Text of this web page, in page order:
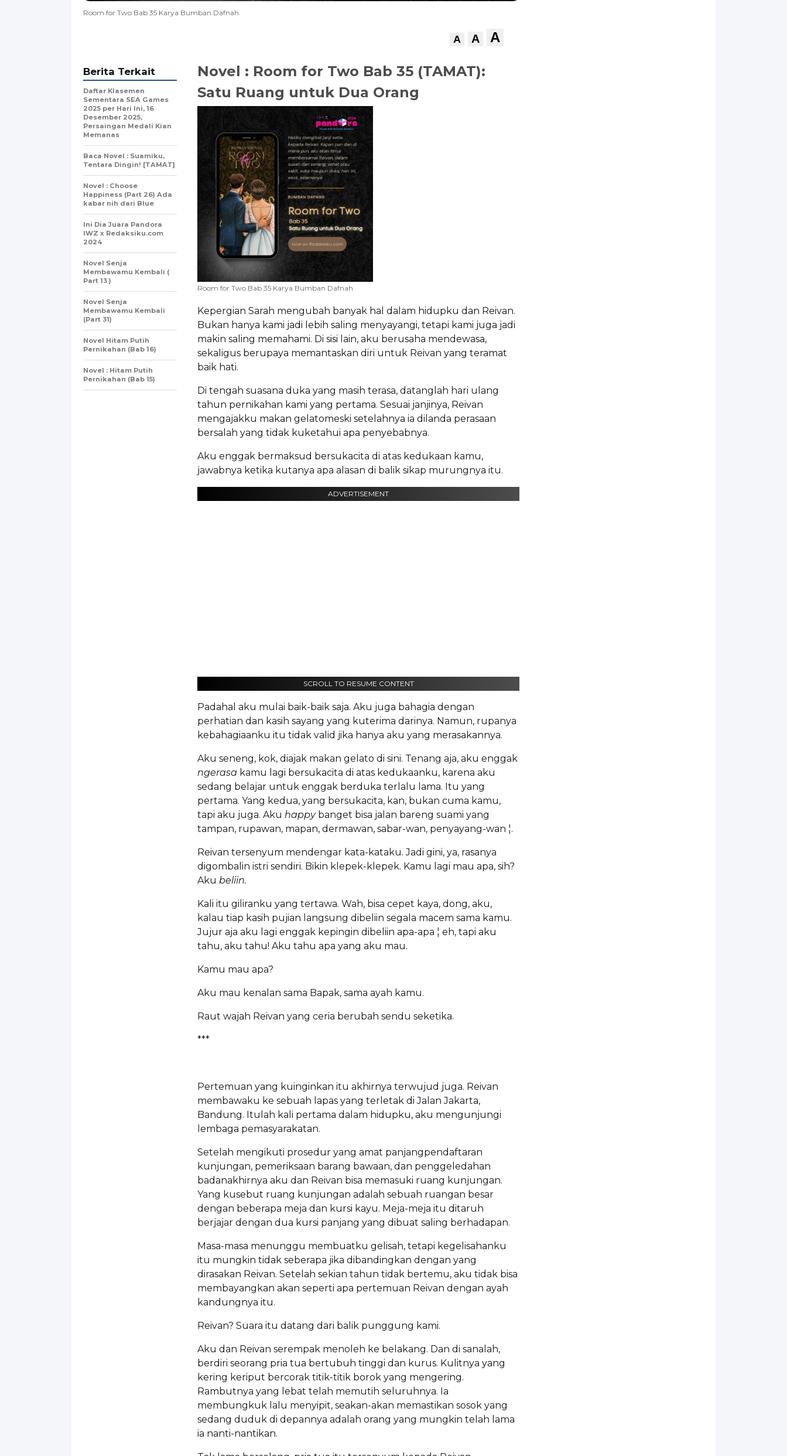
Room for Two Bab 35 Karya Bumban Dafnah
A A A
Novel : Room for Two Bab 35 (TAMAT):
Satu Ruang untuk Dua Orang
Room for Two Bab 35 Karya Bumban Dafnah
Kepergian Sarah mengubah banyak hal dalam hidupku dan Reivan.
Bukan hanya kami jadi lebih saling menyayangi, tetapi kami juga jadi
makin saling memahami. Di sisi lain, aku berusaha mendewasa,
sekaligus berupaya memantaskan diri untuk Reivan yang teramat
baik hati.
Di tengah suasana duka yang masih terasa, datanglah hari ulang
tahun pernikahan kami yang pertama. Sesuai janjinya, Reivan
mengajakku makan gelatomeski setelahnya ia dilanda perasaan
bersalah yang tidak kuketahui apa penyebabnya.
Aku enggak bermaksud bersukacita di atas kedukaan kamu,
jawabnya ketika kutanya apa alasan di balik sikap murungnya itu.
ADVERTISEMENT
SCROLL TO RESUME CONTENT
Padahal aku mulai baik-baik saja. Aku juga bahagia dengan
perhatian dan kasih sayang yang kuterima darinya. Namun, rupanya
kebahagiaanku itu tidak valid jika hanya aku yang merasakannya.
Aku seneng, kok, diajak makan gelato di sini. Tenang aja, aku enggak
ngerasa kamu lagi bersukacita di atas kedukaanku, karena aku
sedang belajar untuk enggak berduka terlalu lama. Itu yang
pertama. Yang kedua, yang bersukacita, kan, bukan cuma kamu,
tapi aku juga. Aku happybanget bisa jalan bareng suami yang
tampan, rupawan, mapan, dermawan, sabar-wan, penyayang-wan ¦.
Reivan tersenyum mendengar kata-kataku. Jadi gini, ya, rasanya
digombalin istri sendiri. Bikin klepek-klepek. Kamu lagi mau apa, sih?
Aku beliin.
Kali itu giliranku yang tertawa. Wah, bisa cepet kaya, dong, aku,
kalau tiap kasih pujian langsung dibeliin segala macem sama kamu.
Jujur aja aku lagi enggak kepingin dibeliin apa-apa ¦ eh, tapi aku
tahu, aku tahu! Aku tahu apa yang aku mau.
Kamu mau apa?
Aku mau kenalan sama Bapak, sama ayah kamu.
Raut wajah Reivan yang ceria berubah sendu seketika.
***
Pertemuan yang kuinginkan itu akhirnya terwujud juga. Reivan
membawaku ke sebuah lapas yang terletak di Jalan Jakarta,
Bandung. Itulah kali pertama dalam hidupku, aku mengunjungi
lembaga pemasyarakatan.
Setelah mengikuti prosedur yang amat panjangpendaftaran
kunjungan, pemeriksaan barang bawaan, dan penggeledahan
badanakhirnya aku dan Reivan bisa memasuki ruang kunjungan.
Yang kusebut ruang kunjungan adalah sebuah ruangan besar
dengan beberapa meja dan kursi kayu. Meja-meja itu ditaruh
berjajar dengan dua kursi panjang yang dibuat saling berhadapan.
Masa-masa menunggu membuatku gelisah, tetapi kegelisahanku
itu mungkin tidak seberapa jika dibandingkan dengan yang
dirasakan Reivan. Setelah sekian tahun tidak bertemu, aku tidak bisa
membayangkan akan seperti apa pertemuan Reivan dengan ayah
kandungnya itu.
Reivan? Suara itu datang dari balik punggung kami.
Aku dan Reivan serempak menoleh ke belakang. Dan di sanalah,
berdiri seorang pria tua bertubuh tinggi dan kurus. Kulitnya yang
kering keriput bercorak titik-titik borok yang mengering.
Rambutnya yang lebat telah memutih seluruhnya. Ia
membungkuk lalu menyipit, seakan-akan memastikan sosok yang
sedang duduk di depannya adalah orang yang mungkin telah lama
ia nanti-nantikan.
Berita Terkait
Daftar Klasemen
Sementara SEA Games
2025 per Hari Ini, 16
Desember 2025,
Persaingan Medali Kian
Memanas
Baca Novel : Suamiku,
Tentara Dingin! [TAMAT]
Novel : Choose
Happiness (Part 26) Ada
kabar nih dari Blue
Ini Dia Juara Pandora
IWZ x Redaksiku.com
2024
Novel Senja
Membawamu Kembali (
Part 13 )
Novel Senja
Membawamu Kembali
(Part 31)
Novel Hitam Putih
Pernikahan (Bab 16)
Novel : Hitam Putih
Pernikahan (Bab 15)